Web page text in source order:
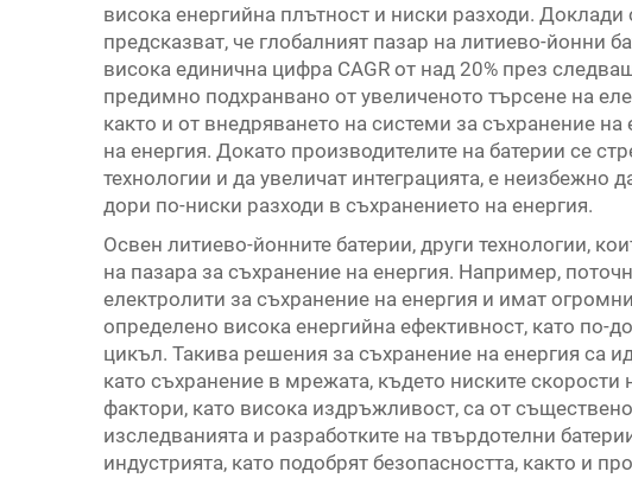
висока енергийна плътност и ниски разходи.
предсказват, че глобалният пазар на литиево-йонни
висока единична цифра CAGR от над 20% през
предимно подхранвано от увеличеното търсене на
както и от внедряването на системи за съхранение
на енергия. Докато производителите на батерии се
технологии и да увеличат интеграцията, е неизбежно
дори по-ниски разходи в съхранението на енергия.
Освен литиево-йонните батерии, други технологии,
на пазара за съхранение на енергия. Например,
електролити за съхранение на енергия и имат
определено висока енергийна ефективност, като
цикъл. Такива решения за съхранение на енергия са
като съхранение в мрежата, където ниските
фактори, като висока издръжливост, са от
изследванията и разработките на твърдотелни
индустрията, като подобрят безопасността, както и